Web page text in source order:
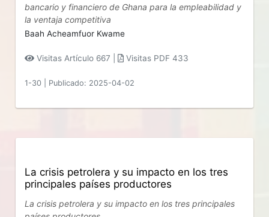
bancario y financiero de Ghana para la empleabilidad y
la ventaja competitiva
Baah Acheamfuor Kwame
Visitas Artículo 667 | Visitas PDF 433
1-30 Publicado: 2025-04-02
La crisis petrolera y su impacto en los tres
principales países productores
La crisis petrolera y su impacto en los tres principales